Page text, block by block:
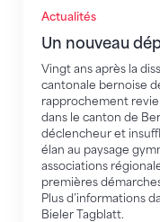
Actualités
Un nouveau
Vingt ans après la
cantonale bernoise
rapprochement
dans le canton de
déclencheur et
élan au paysage
associations
premières
Plus d’informations
Bieler Tagblatt.